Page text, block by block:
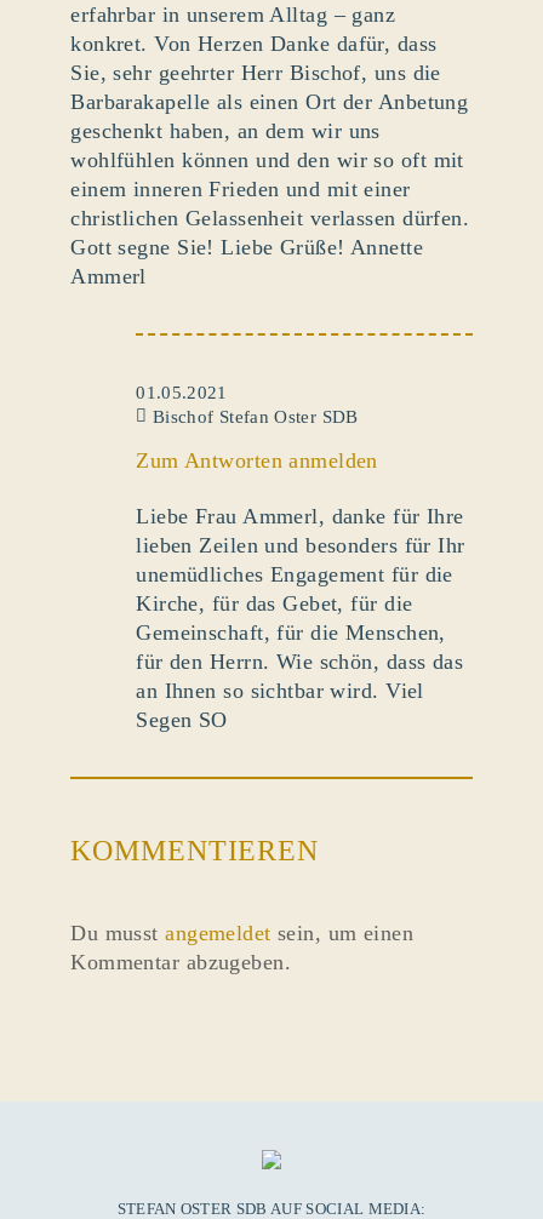
erfahrbar in unserem Alltag – ganz
konkret. Von Herzen Danke dafür, dass
Sie, sehr geehrter Herr Bischof, uns die
Barbarakapelle als einen Ort der Anbetung
geschenkt haben, an dem wir uns
wohlfühlen können und den wir so oft mit
einem inneren Frieden und mit einer
christlichen Gelassenheit verlassen dürfen.
Gott segne Sie! Liebe Grüße! Annette
Ammerl
01.05.2021
Bischof Stefan Oster SDB
Zum Antworten anmelden
Liebe Frau Ammerl, danke für Ihre
lieben Zeilen und besonders für Ihr
unemüdliches Engagement für die
Kirche, für das Gebet, für die
Gemeinschaft, für die Menschen,
für den Herrn. Wie schön, dass das
an Ihnen so sichtbar wird. Viel
Segen SO
KOMMENTIEREN
Du musstangemeldet sein, um einen
Kommentar abzugeben.
STEFAN OSTER SDB AUF SOCIAL MEDIA: